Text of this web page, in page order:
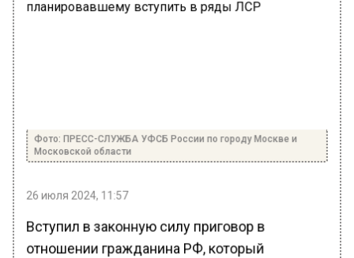
Фото: ПРЕСС-СЛУЖБА УФСБ России по городу Москве и
Московской области
26 июля 2024, 11:57
Вступил в законную силу приговор в
отношении гражданина РФ, который